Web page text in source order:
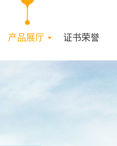
产品展厅 证书荣誉